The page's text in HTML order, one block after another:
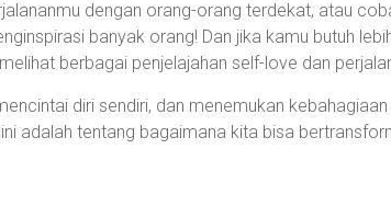
dengan orang-orang terdekat, atau
banyak orang! Dan jika kamu butuh
berbagai penjelajahan self-love dan
diri sendiri, dan menemukan
adalah tentang bagaimana kita bisa